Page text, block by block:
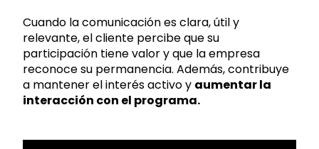
Cuando la comunicación es clara, útil y
relevante, el cliente percibe que su
participación tiene valor y que la empresa
reconoce su permanencia. Además, contribuye
a mantener el interés activo y aumentar la
interacción con el programa.